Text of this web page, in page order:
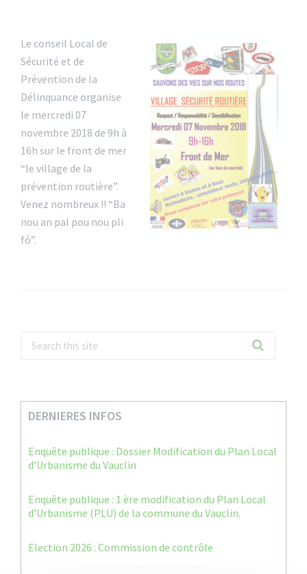
Le conseil Local de
Sécurité et de
Prévention de la
Délinquance organise
le mercredi 07
novembre 2018 de 9h à
16h sur le front de mer
“le village de la
prévention routière”.
Venez nombreux !! “Ba
nou an pal pou nou pli
fó”.
DERNIERES INFOS
Enquête publique : Dossier Modification du Plan Local
d’Urbanisme du Vauclin
Enquête publique : 1 ère modification du Plan Local
d’Urbanisme (PLU) de la commune du Vauclin.
Election 2026 : Commission de contrôle